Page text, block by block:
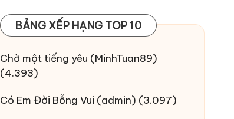
BẢNG XẾP HẠNG TOP 10
Chờ một tiếng yêu (MinhTuan89)
(4.393)
Có Em Đời Bỗng Vui (admin) (3.097)